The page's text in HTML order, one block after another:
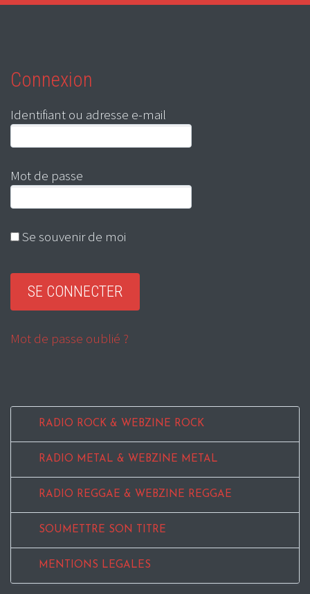
Connexion
Identifiant ou adresse e-mail
Mot de passe
Se souvenir de moi
Mot de passe oublié ?
RADIO ROCK & WEBZINE ROCK
RADIO METAL & WEBZINE METAL
RADIO REGGAE & WEBZINE REGGAE
SOUMETTRE SON TITRE
MENTIONS LEGALES